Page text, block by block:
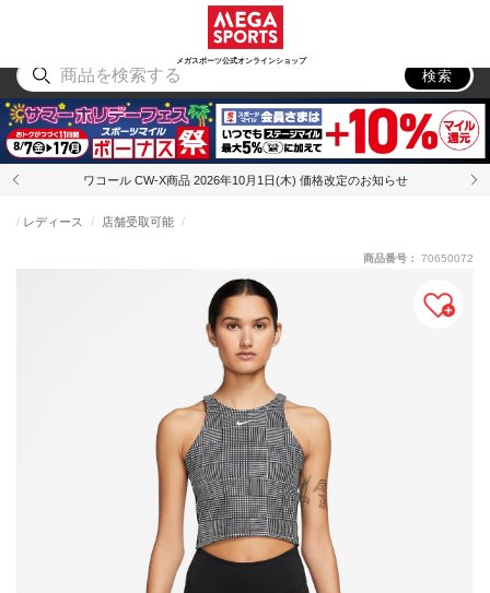
メガスポーツ公式オンラインショップ
アウトドア
検索
ワコール CW-X商品 2026年10月1日(木) 価格改定のお知らせ
レディース 店舗受取可能
商品番号： 70650072